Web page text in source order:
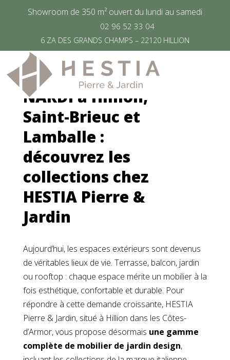
Showroom de 350 m² ouvert du lundi au samedi
02 96 52 33 04
6 ZA DES GRANDS CHAMPS – 22120 HILLION
Mobilier de jardin
NARDI à Hillion,
Saint-Brieuc et
Lamballe :
découvrez les
collections chez
HESTIA Pierre &
Jardin
Aujourd’hui, les espaces extérieurs sont devenus
de véritables lieux de vie. Terrasse, balcon, jardin
ou rooftop : chaque espace mérite un mobilier à la
fois esthétique, confortable et durable. Pour
répondre à cette demande croissante, HESTIA
Pierre & Jardin, situé à Hillion dans les Côtes-
d’Armor, vous propose désormais une gamme
complète de mobilier de jardin design,